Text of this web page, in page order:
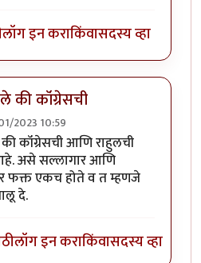
लॉग इन कराकिंवासदस्य व्हा
की कॉंग्रेसची
2023 10:59
असे वाटत असावे की...
कॉंग्रेसची आणि राहुलची
असे सल्लागार आणि
फक्त एकच होते व त म्हणजे
दे.
लॉग इन कराकिंवासदस्य व्हा